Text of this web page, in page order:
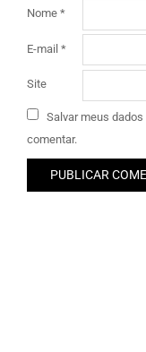
Nome *
E-mail *
Site
Salvar meus
comentar.